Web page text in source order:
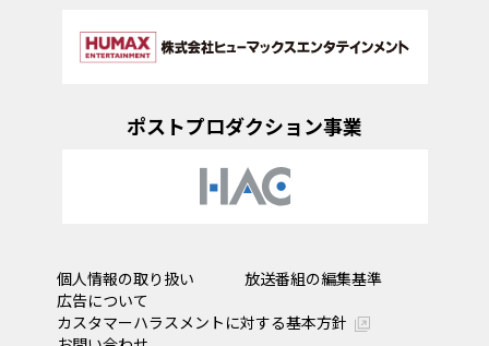
ポストプロダクション事業
個人情報の取り扱い
放送番組の編集基準
広告について
カスタマーハラスメントに対する基本方針